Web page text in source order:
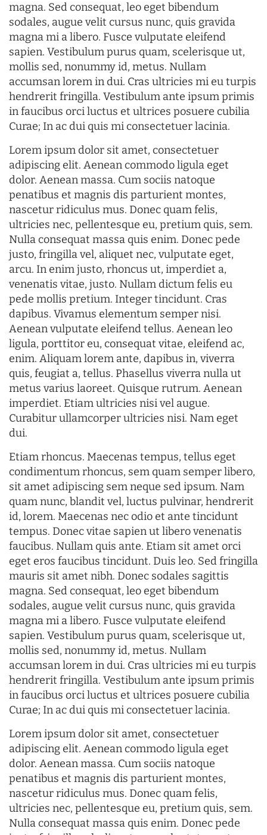
magna. Sed consequat, leo eget bibendum
sodales, augue velit cursus nunc, quis gravida
magna mi a libero. Fusce vulputate eleifend
sapien. Vestibulum purus quam, scelerisque ut,
mollis sed, nonummy id, metus. Nullam
accumsan lorem in dui. Cras ultricies mi eu turpis
hendrerit fringilla. Vestibulum ante ipsum primis
in faucibus orci luctus et ultrices posuere cubilia
Curae; In ac dui quis mi consectetuer lacinia.
Lorem ipsum dolor sit amet, consectetuer
adipiscing elit. Aenean commodo ligula eget
dolor. Aenean massa. Cum sociis natoque
penatibus et magnis dis parturient montes,
nascetur ridiculus mus. Donec quam felis,
ultricies nec, pellentesque eu, pretium quis, sem.
Nulla consequat massa quis enim. Donec pede
justo, fringilla vel, aliquet nec, vulputate eget,
arcu. In enim justo, rhoncus ut, imperdiet a,
venenatis vitae, justo. Nullam dictum felis eu
pede mollis pretium. Integer tincidunt. Cras
dapibus. Vivamus elementum semper nisi.
Aenean vulputate eleifend tellus. Aenean leo
ligula, porttitor eu, consequat vitae, eleifend ac,
enim. Aliquam lorem ante, dapibus in, viverra
quis, feugiat a, tellus. Phasellus viverra nulla ut
metus varius laoreet. Quisque rutrum. Aenean
imperdiet. Etiam ultricies nisi vel augue.
Curabitur ullamcorper ultricies nisi. Nam eget
dui.
Etiam rhoncus. Maecenas tempus, tellus eget
condimentum rhoncus, sem quam semper libero,
sit amet adipiscing sem neque sed ipsum. Nam
quam nunc, blandit vel, luctus pulvinar, hendrerit
id, lorem. Maecenas nec odio et ante tincidunt
tempus. Donec vitae sapien ut libero venenatis
faucibus. Nullam quis ante. Etiam sit amet orci
eget eros faucibus tincidunt. Duis leo. Sed fringilla
mauris sit amet nibh. Donec sodales sagittis
magna. Sed consequat, leo eget bibendum
sodales, augue velit cursus nunc, quis gravida
magna mi a libero. Fusce vulputate eleifend
sapien. Vestibulum purus quam, scelerisque ut,
mollis sed, nonummy id, metus. Nullam
accumsan lorem in dui. Cras ultricies mi eu turpis
hendrerit fringilla. Vestibulum ante ipsum primis
in faucibus orci luctus et ultrices posuere cubilia
Curae; In ac dui quis mi consectetuer lacinia.
Lorem ipsum dolor sit amet, consectetuer
adipiscing elit. Aenean commodo ligula eget
dolor. Aenean massa. Cum sociis natoque
penatibus et magnis dis parturient montes,
nascetur ridiculus mus. Donec quam felis,
ultricies nec, pellentesque eu, pretium quis, sem.
Nulla consequat massa quis enim. Donec pede